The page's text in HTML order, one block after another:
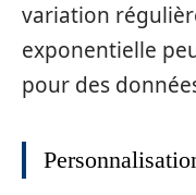
variation
exponentielle
pour des